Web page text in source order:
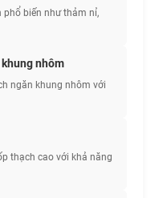
biến như thảm nỉ,
nhôm
ngăn khung nhôm với
thạch cao với khả năng